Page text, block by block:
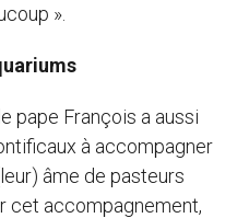
».
pape François a aussi
à accompagner
âme de pasteurs
cet accompagnement,